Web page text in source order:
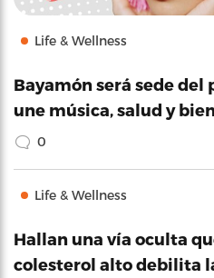
Life & Wellness
Bayamón será sede
une música, salud y
0
Life & Wellness
Hallan una vía oculta
colesterol alto debilita